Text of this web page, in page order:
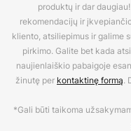
produktų ir dar
rekomendacijų ir
kliento, atsiliepimus ir galime
pirkimo. Galite bet kada
naujienlaiškio pabaigoje
žinutę per kontaktinę formą.
*Gali būti taikoma